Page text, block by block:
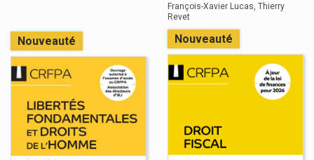
François-Xavier Lucas Thierry
Revet
Nouveauté Nouveauté